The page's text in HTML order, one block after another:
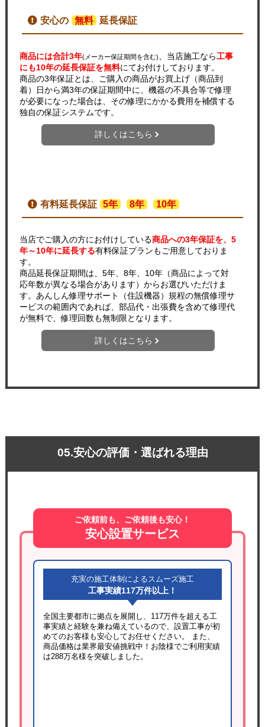
安心の 無料 延長保証
商品には合計3年(メーカー保証期間を含む) 、当店施工なら工事
にも10年の延長保証を無料にてお付けしております。
商品の3年保証とは、ご購入の商品がお買上げ（商品到
着）日から満3年の保証期間中に、機器の不具合等で修理
が必要になった場合は、その修理にかかる費用を補償する
独自の保証システムです。
詳しくはこちら
有料延長保証 5年 8年 10年
当店でご購入の方にお付けしている商品への3年保証を、5
年～10年に延長する有料保証プランもご用意しておりま
す。
商品延長保証期間は、5年、8年、10年（商品によって対
応年数が異なる場合があります）からお選びいただけま
す。あんしん修理サポート（住設機器）規程の無償修理サ
ービスの範囲内であれば、部品代・出張費を含めて修理代
が無料で、修理回数も無制限となります。
詳しくはこちら
05.安心の評価・選ばれる理由
ご依頼前も、ご依頼後も安心！
安心設置サービス
充実の施工体制によるスムーズ施工
工事実績117万件以上！
全国主要都市に拠点を展開し、117万件を超える工
事実績と経験を兼ね備えているので、設置工事が初
めてのお客様も安心してお任せください。 また、
商品価格は業界最安値挑戦中！お陰様でご利用実績
は288万名様を突破しました。